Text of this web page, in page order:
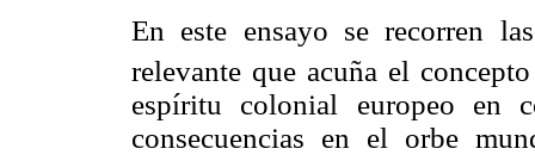
En este ensayo se recorren
relevante que acuña el
espíritu colonial europeo en
consecuencias en el orbe mun